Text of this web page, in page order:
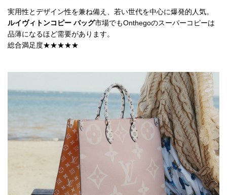
実用性とデザイン性を兼ね備え、若い世代を中心に爆発的人気。
ルイヴィトンコピー バッグ市場でもOnthegoのスーパーコピーは
品薄になるほど需要があります。
総合満足度★★★★★